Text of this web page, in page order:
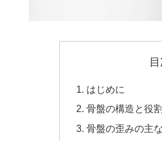
はじめに
骨盤の構造と役
骨盤の歪みの主